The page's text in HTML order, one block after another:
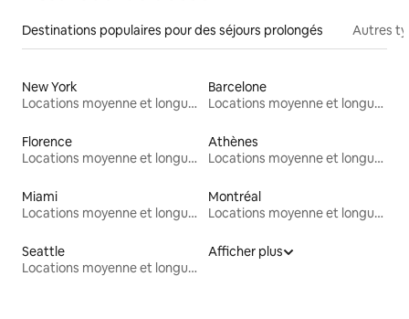
Destinations populaires pour des séjours prolongés Autres
New York
Locations moyenne et longue durée
Barcelone
Locations moyenne et longue durée
Florence
Locations moyenne et longue durée
Athènes
Locations moyenne et longue durée
Miami
Locations moyenne et longue durée
Montréal
Locations moyenne et longue durée
Seattle
Locations moyenne et longue durée
Afficher plus